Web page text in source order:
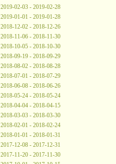
2019-02-03 - 2019-02-28
2019-01-01 - 2019-01-28
2018-12-02 - 2018-12-26
2018-11-06 - 2018-11-30
2018-10-05 - 2018-10-30
2018-09-19 - 2018-09-29
2018-08-02 - 2018-08-28
2018-07-01 - 2018-07-29
2018-06-08 - 2018-06-26
2018-05-24 - 2018-05-24
2018-04-04 - 2018-04-15
2018-03-03 - 2018-03-30
2018-02-01 - 2018-02-24
2018-01-01 - 2018-01-31
2017-12-08 - 2017-12-31
2017-11-20 - 2017-11-30